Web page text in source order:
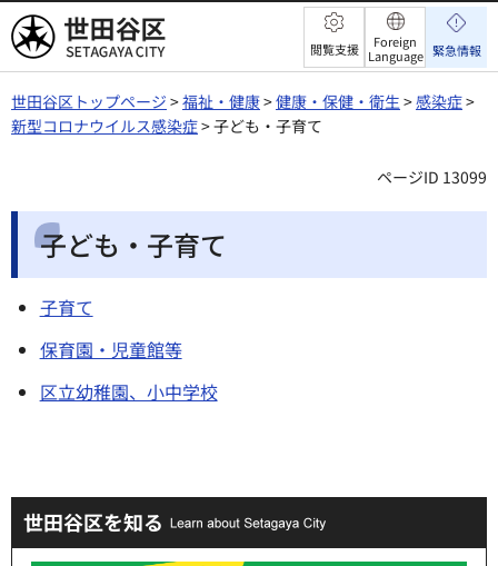
世田谷区 閲覧支援
Foreign
Language 緊急情報
世田谷区トップページ >福祉・健康>健康・保健・衛生 >感染症>
新型コロナウイルス感染症> 子ども・子育て
ページID 13099
子ども・子育て
子育て
保育園・児童館等
区立幼稚園、小中学校
世田谷区を知る